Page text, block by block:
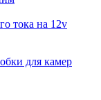
тока на 12v
для камер